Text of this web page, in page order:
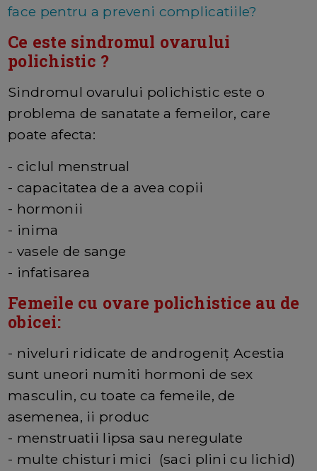
face pentru a preveni complicatiile?
Ce este sindromul ovarului
polichistic ?
Sindromul ovarului polichistic este o
problema de sanatate a femeilor, care
poate afecta:
- ciclul menstrual
- capacitatea de a avea copii
- hormonii
- inima
- vasele de sange
- infatisarea
Femeile cu ovare polichistice au de
obicei:
- niveluri ridicate de androgeniț Acestia
sunt uneori numiti hormoni de sex
masculin, cu toate ca femeile, de
asemenea, ii produc
- menstruatii lipsa sau neregulate
- multe chisturi mici (saci plini cu lichid)